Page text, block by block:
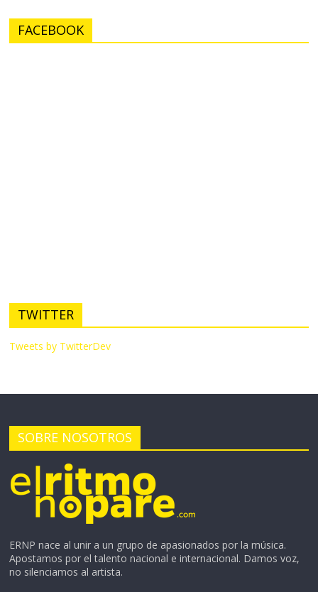
FACEBOOK
TWITTER
Tweets by TwitterDev
SOBRE NOSOTROS
ERNP nace al unir a un grupo de apasionados por la música.
Apostamos por el talento nacional e internacional. Damos voz,
no silenciamos al artista.